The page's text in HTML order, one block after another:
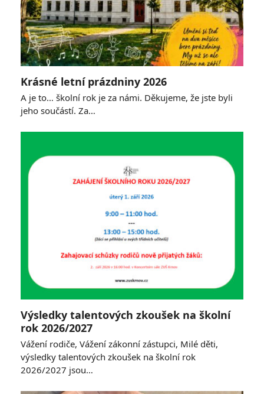
Krásné letní prázdniny 2026
A je to… školní rok je za námi. Děkujeme, že jste byli
jeho součástí. Za…
Výsledky talentových zkoušek na školní
rok 2026/2027
Vážení rodiče, Vážení zákonní zástupci, Milé děti,
výsledky talentových zkoušek na školní rok
2026/2027 jsou…